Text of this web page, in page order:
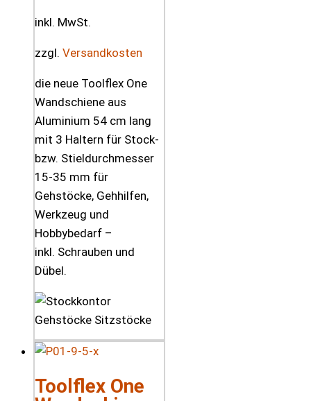
inkl. MwSt.
zzgl. Versandkosten
die neue Toolflex One
Wandschiene aus
Aluminium 54 cm lang
mit 3 Haltern für Stock-
bzw. Stieldurchmesser
15-35 mm für
Gehstöcke, Gehhilfen,
Werkzeug und
Hobbybedarf –
inkl. Schrauben und
Dübel.
Toolflex One